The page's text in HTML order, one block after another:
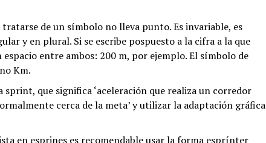
de un símbolo no lleva punto. Es invariable, es
y en plural. Si se escribe pospuesto a la cifra a la que
espacio entre ambos: 200 m, por ejemplo. El símbolo de
Km.
sprint, que significa ‘aceleración que realiza un corredor
cerca de la meta’ y utilizar la adaptación gráfica
en esprines es recomendable usar la forma esprínter